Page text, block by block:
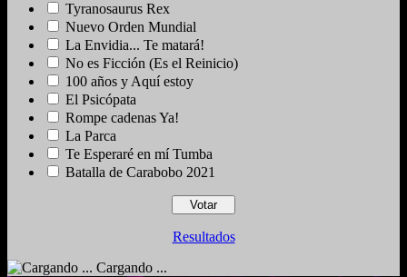
Tyranosaurus Rex
Nuevo Orden Mundial
La Envidia... Te matará!
No es Ficción (Es el Reinicio)
100 años y Aquí estoy
El Psicópata
Rompe cadenas Ya!
La Parca
Te Esperaré en mí Tumba
Batalla de Carabobo 2021
Resultados
Cargando ...